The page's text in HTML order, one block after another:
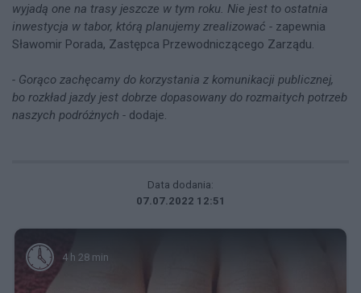
wyjadą one na trasy jeszcze w tym roku. Nie jest to ostatnia
inwestycja w tabor, którą planujemy zrealizować - zapewnia
Sławomir Porada, Zastępca Przewodniczącego Zarządu.
- Gorąco zachęcamy do korzystania z komunikacji publicznej,
bo rozkład jazdy jest dobrze dopasowany do rozmaitych potrzeb
naszych podróżnych - dodaje.
Data dodania:
07.07.2022 12:51
4 h 28 min